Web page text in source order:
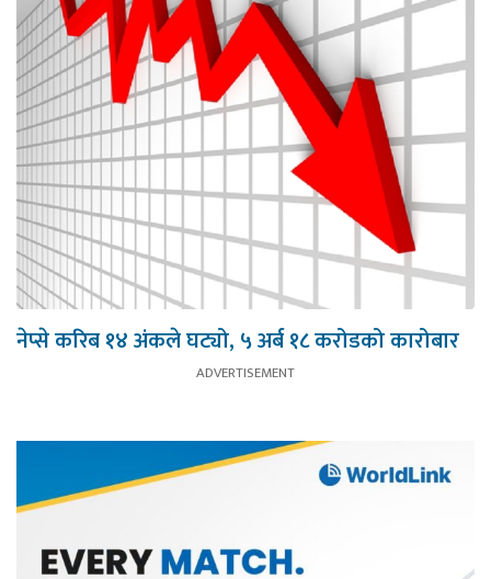
नेप्से करिब १४ अंकले घट्यो, ५ अर्ब १८ करोडको कारोबार